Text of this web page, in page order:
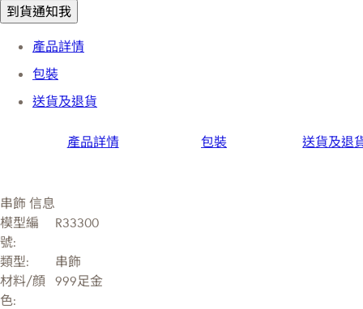
到貨通知我
產品詳情
包裝
送貨及退貨
產品詳情 包裝 送貨及退
串飾 信息
模型編
號:
R33300
類型:
串飾
材料/顔
色:
999足金